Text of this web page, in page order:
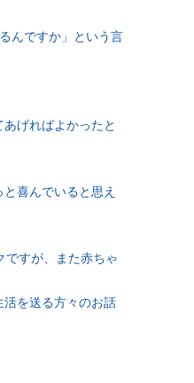
んですか」という言
げればよかったと
喜んでいると思え
ですが、また赤ちゃ
を送る方々のお話